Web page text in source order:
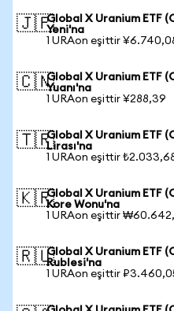
🇯🇵Global X Uranium ETF
Yeni'na
1 URAon eşittir
🇨🇳Global X Uranium ETF
Yuanı'na
1 URAon eşittir ¥288,39
🇹🇷Global X Uranium ETF
Lirası'na
1 URAon eşittir
🇰🇷Global X Uranium ETF
Kore Wonu'na
1 URAon eşittir
🇷🇺Global X Uranium ETF
Rublesi'na
1 URAon eşittir